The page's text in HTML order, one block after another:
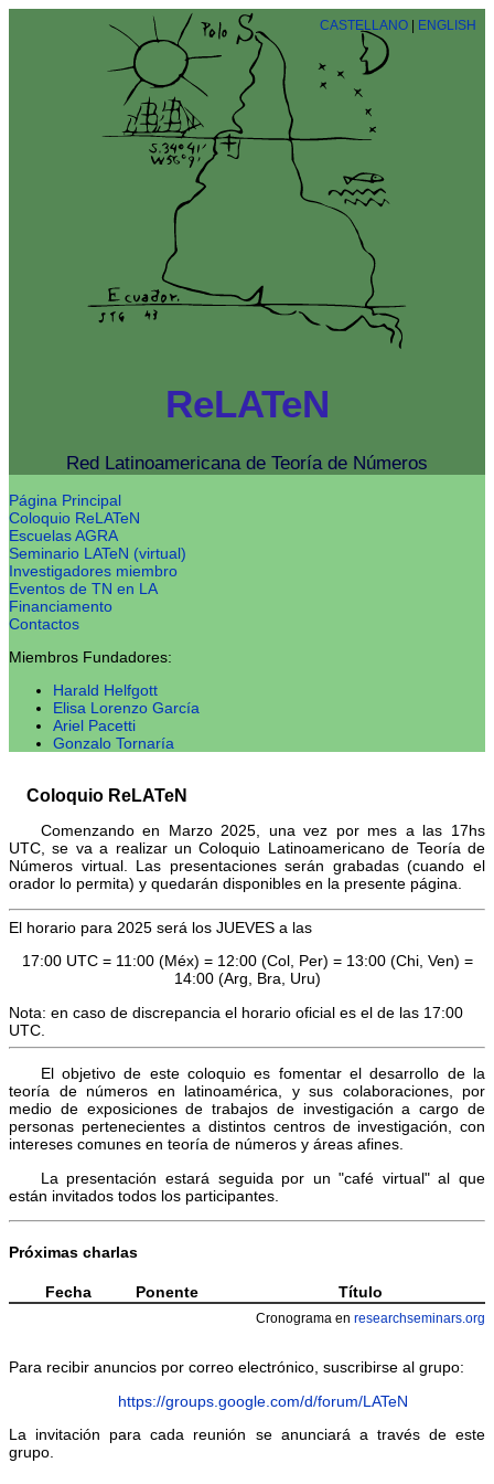
ReLATeN
Red Latinoamericana de Teoría de Números
Página Principal
Coloquio ReLATeN
Escuelas AGRA
Seminario LATeN (virtual)
Investigadores miembro
Eventos de TN en LA
Financiamento
Contactos
Miembros Fundadores:
Harald Helfgott
Elisa Lorenzo García
Ariel Pacetti
Gonzalo Tornaría
Coloquio ReLATeN
CASTELLANO ENGLISH
Comenzando en Marzo 2025, una vez por mes a las 17hs
UTC, se va a realizar un Coloquio Latinoamericano de Teoría de
Números virtual. Las presentaciones serán grabadas (cuando el
orador lo permita) y quedarán disponibles en la presente página.
El horario para 2025 será los JUEVES a las
17:00 UTC = 11:00 (Méx) = 12:00 (Col, Per) = 13:00 (Chi, Ven) =
14:00 (Arg, Bra, Uru)
Nota: en caso de discrepancia el horario oficial es el de las 17:00
UTC.
El objetivo de este coloquio es fomentar el desarrollo de la
teoría de números en latinoamérica, y sus colaboraciones, por
medio de exposiciones de trabajos de investigación a cargo de
personas pertenecientes a distintos centros de investigación, con
intereses comunes en teoría de números y áreas afines.
La presentación estará seguida por un "café virtual" al que
están invitados todos los participantes.
Próximas charlas
Cronograma en researchseminars.org
Fecha Ponente Título
Para recibir anuncios por correo electrónico, suscribirse al grupo:
https://groups.google.com/d/forum/LATeN
La invitación para cada reunión se anunciará a través de este
grupo.